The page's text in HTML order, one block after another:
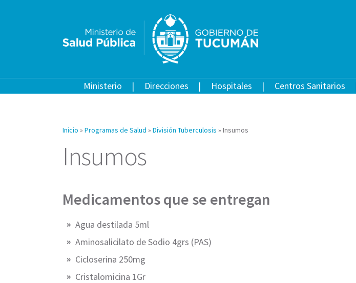
Ministerio Direcciones Hospitales Centros Sanitarios
Inicio » Programas de Salud » División Tuberculosis » Insumos
Insumos
Medicamentos que se entregan
Agua destilada 5ml
Aminosalicilato de Sodio 4grs (PAS)
Cicloserina 250mg
Cristalomicina 1Gr